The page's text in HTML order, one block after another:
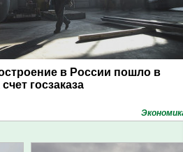
в России пошло в
госзаказа